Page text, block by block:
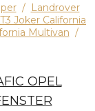
/ Landrover
T3 Joker California
Multivan /
OPEL